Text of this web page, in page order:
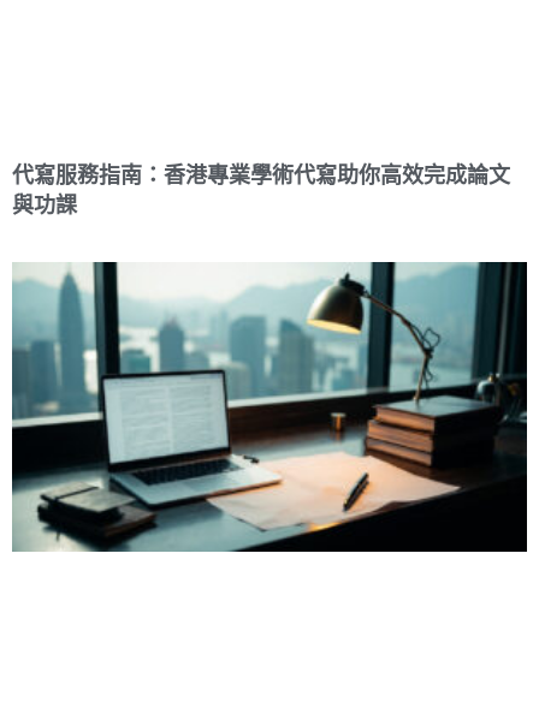
代寫服務指南：香港專業學術代寫助你高效完成論文
與功課